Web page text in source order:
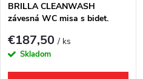
BRILLA CLEANWASH
závesná WC misa s bidet.
biela
€187,50/ ks
Skladom